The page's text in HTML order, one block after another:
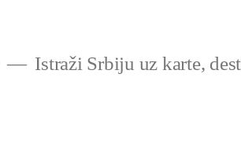
Istraži Srbiju uz karte,